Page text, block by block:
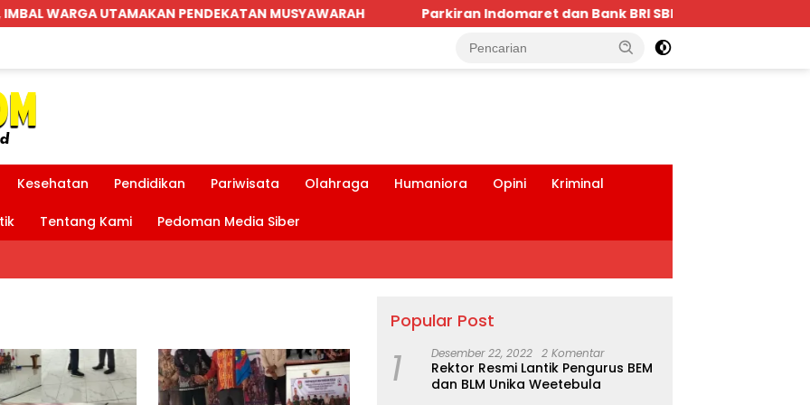
MUSYAWARAH Parkiran Indomaret dan Bank BRI SBD Mengancam Keselamatan Warga Dalam
Kesehatan Pendidikan Pariwisata Olahraga Humaniora Opini Kriminal
Tentang Kami Pedoman Media Siber
Popular Post
1 Desember 22, 2022 2 Komentar
Rektor Resmi Lantik Pengurus BEM
dan BLM Unika Weetebula